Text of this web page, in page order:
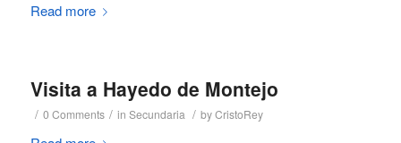
Read more
Visita a Hayedo de Montejo
/ 0 Comments / in Secundaria / byCristoRey